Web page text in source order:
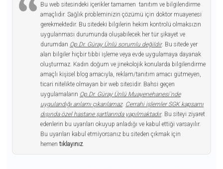
Bu web sitesindeki içerikler tamamen tanıtım ve bilgilendirme
amaçlıdır. Sağlık probleminizin çözümü için doktor muayenesi
gerekmektedir. Bu sitedeki bilgilerin hekim kontrolü olmaksızın
uygulanması durumunda oluşabilecek her tür şikayet ve
durumdan Op.Dr. Güray Ünlü sorumlu değildir. Bu sitede yer
alan bilgiler hiçbir tıbbi işleme veya evde uygulamaya dayanak
oluşturmaz. Kadın doğum ve jinekolojik konularda bilgilendirme
amaçlı kişisel blog amacıyla, reklam/tanıtım amacı gütmeyen,
ticari nitelikte olmayan bir web sitesidir. Bahsi geçen
uygulamaların Op.Dr. Güray Ünlü Muayenehanesi`nde
uygulandığı anlamı çıkarılamaz. Cerrahi işlemler SGK kapsamı
dışında özel hastane şartlarında yapılmaktadır. Bu siteyi ziyaret
edenlerin bu uyarıları okuyup anladığı ve kabul ettiği varsayılır.
Bu uyarıları kabul etmiyorsanız bu siteden çıkmak için
hemen tıklayınız.